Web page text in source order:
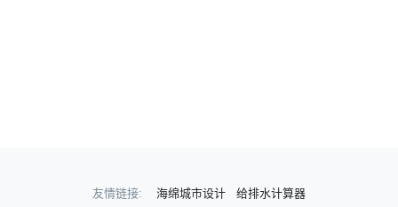
友情链接: 海绵城市设计 给排水计算器